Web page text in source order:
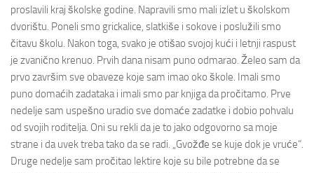
proslavili kraj školske godine. Napravili smo mali izlet u školskom
dvorištu. Poneli smo grickalice, slatkiše i sokove i poslužili smo
čitavu školu. Nakon toga, svako je otišao svojoj kući i letnji raspust
je zvanično krenuo. Prvih dana nisam puno odmarao. Želeo sam da
prvo završim sve obaveze koje sam imao oko škole. Imali smo
puno domaćih zadataka i imali smo par knjiga da pročitamo. Prve
nedelje sam uspešno uradio sve domaće zadatke i dobio pohvalu
od svojih roditelja. Oni su rekli da je to jako odgovorno sa moje
strane i da uvek treba tako da se radi. „Gvožđe se kuje dok je vruće“.
Druge nedelje sam pročitao lektire koje su bile potrebne da se